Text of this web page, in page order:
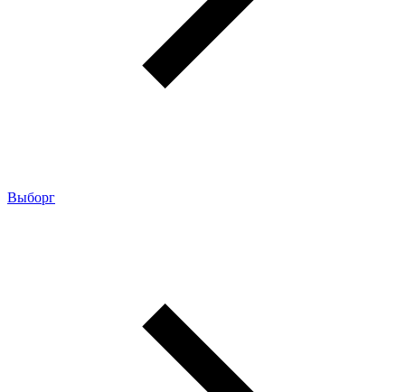
Выборг